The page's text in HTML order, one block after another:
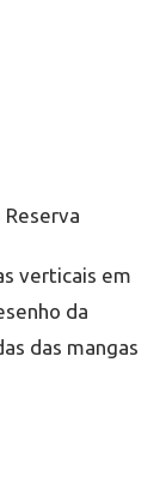
verticais em
da
das mangas